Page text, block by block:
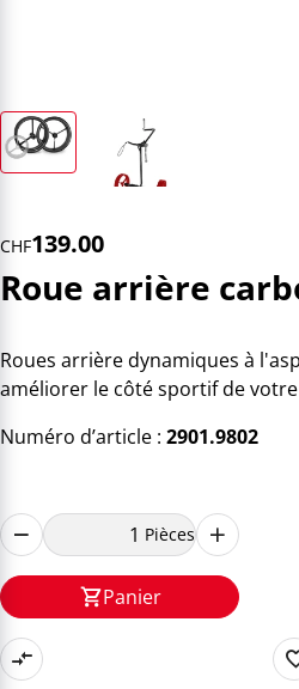
CHF139.00
Roue arrière
Roues arrière dynamiques à
améliorer le côté sportif de
Numéro d’article : 2901.9802
Pièces
Panier